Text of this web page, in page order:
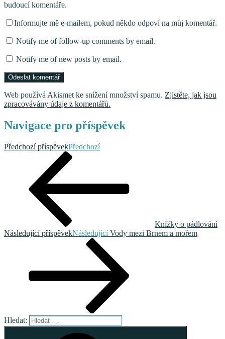
budoucí komentáře.
Informujte mě e-mailem, pokud někdo odpoví na můj komentář.
Notify me of follow-up comments by email.
Notify me of new posts by email.
Web používá Akismet ke snížení množství spamu. Zjistěte, jak jsou
zpracovávány údaje z komentářů.
Navigace pro příspěvek
Předchozí příspěvekPředchozí
Knížky o pádlování
Následující příspěvekNásledující Vody mezi Brnem a mořem
Hledat: